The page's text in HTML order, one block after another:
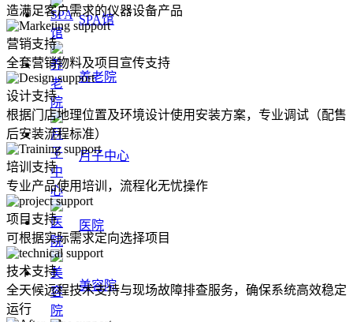
SPA馆
养老院
月子中心
医院
美容院
造满足客户需求的仪器设备产品
营销支持
全套营销物料及项目宣传支持
设计支持
根据门店地理位置及环境设计使用安装方案，专业调试（配售
后安装流程标准）
培训支持
专业产品使用培训，流程化无忧操作
项目支持
可根据实际需求定向选择项目
技术支持
全天候远程技术支持与现场故障排查服务，确保系统高效稳定
运行